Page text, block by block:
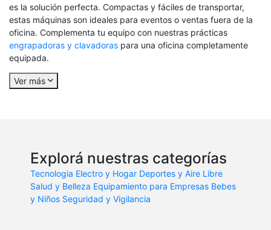
es la solución perfecta. Compactas y fáciles de transportar,
estas máquinas son ideales para eventos o ventas fuera de la
oficina. Complementa tu equipo con nuestras prácticas
engrapadoras y clavadoras para una oficina completamente
equipada.
Ver más
Explorá nuestras categorías
Tecnologia Electro y Hogar Deportes y Aire Libre
Salud y Belleza Equipamiento para Empresas Bebes
y Niños Seguridad y Vigilancia